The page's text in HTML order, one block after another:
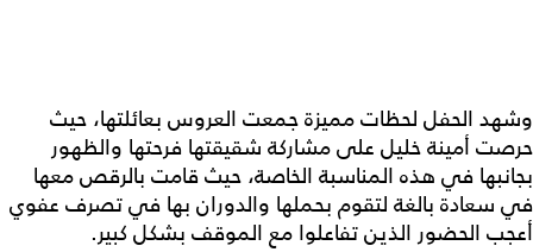
وشهد الحفل لحظات مميزة جمعت العروس بعائلتها، حيث
حرصت أمينة خليل على مشاركة شقيقتها فرحتها والظهور
بجانبها في هذه المناسبة الخاصة، حيث قامت بالرقص معها
في سعادة بالغة لتقوم بحملها والدوران بها في تصرف عفوي
أعجب الحضور الذين تفاعلوا مع الموقف بشكل كبير.